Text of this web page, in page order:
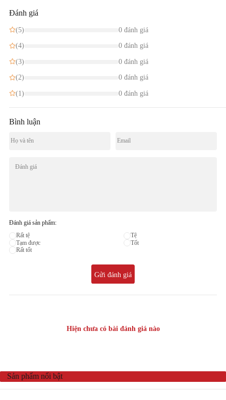
Đánh giá
(5) 0 đánh giá
(4) 0 đánh giá
(3) 0 đánh giá
(2) 0 đánh giá
(1) 0 đánh giá
Bình luận
Đánh giá sản phẩm:
Rất tệ
Tệ
Tạm được
Tốt
Rất tốt
Gửi đánh giá
Hiện chưa có bài đánh giá nào
Sản phẩm nổi bật